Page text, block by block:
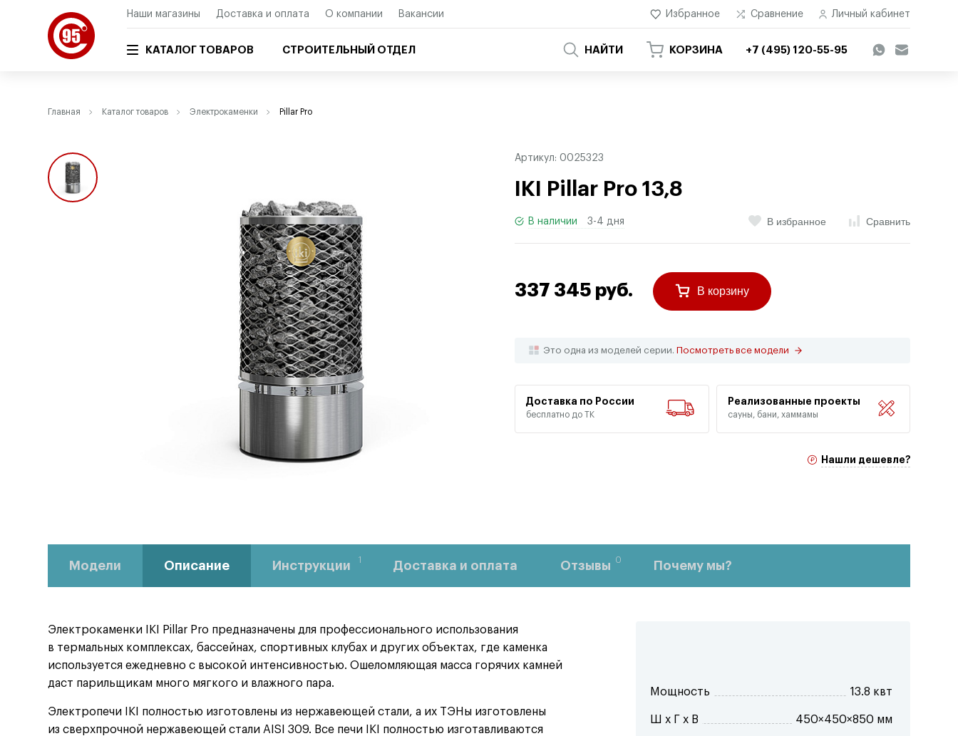
Наши магазины Доставка и оплата О компании Вакансии Избранное Сравнение Личный кабинет
КАТАЛОГ ТОВАРОВ СТРОИТЕЛЬНЫЙ ОТДЕЛ НАЙТИ КОРЗИНА +7 (495) 120-55-95
Главная Каталог товаров Электрокаменки Pillar Pro
Артикул: 0025323
IKI Pillar Pro 13,8
В наличии 3-4 дня В избранное Сравнить
337 345 руб. В корзину
Это одна из моделей серии. Посмотреть все модели
Доставка по России
бесплатно до ТК
Реализованные проекты
сауны, бани, хаммамы
Нашли дешевле?
Модели Описание Инструкции 1 Доставка и оплата Отзывы 0 Почему мы?
Электрокаменки IKI Pillar Pro предназначены для профессионального использования
в термальных комплексах, бассейнах, спортивных клубах и других объектах, где каменка
используется ежедневно с высокой интенсивностью. Ошеломляющая масса горячих камней
даст парильщикам много мягкого и влажного пара.
Электропечи IKI полностью изготовлены из нержавеющей стали, а их ТЭНы изготовлены
из сверхпрочной нержавеющей стали AISI 309. Все печи IKI полностью изготавливаются
Мощность 13.8 квт
Ш x Г x В 450×450×850 мм